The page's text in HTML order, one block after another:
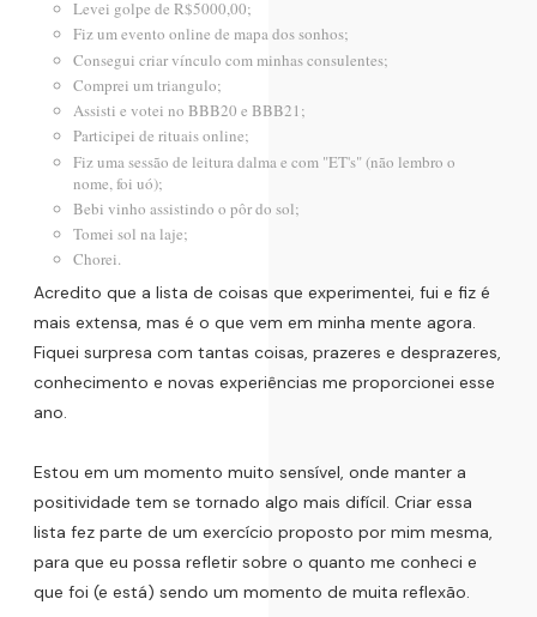
Levei golpe de R$5000,00;
Fiz um evento online de mapa dos sonhos;
Consegui criar vínculo com minhas consulentes;
Comprei um triangulo;
Assisti e votei no BBB20 e BBB21;
Participei de rituais online;
Fiz uma sessão de leitura dalma e com "ET's" (não lembro o
nome, foi uó);
Bebi vinho assistindo o pôr do sol;
Tomei sol na laje;
Chorei.
Acredito que a lista de coisas que experimentei, fui e fiz é
mais extensa, mas é o que vem em minha mente agora.
Fiquei surpresa com tantas coisas, prazeres e desprazeres,
conhecimento e novas experiências me proporcionei esse
ano.
Estou em um momento muito sensível, onde manter a
positividade tem se tornado algo mais difícil. Criar essa
lista fez parte de um exercício proposto por mim mesma,
para que eu possa refletir sobre o quanto me conheci e
que foi (e está) sendo um momento de muita reflexão.